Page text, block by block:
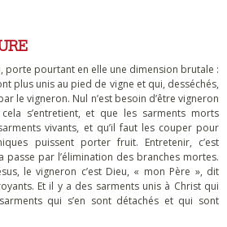
porte pourtant en elle une dimension brutale :
plus unis au pied de vigne et qui, desséchés,
le vigneron. Nul n’est besoin d’être vigneron
s’entretient, et que les sarments morts
vivants, et qu’il faut les couper pour
puissent porter fruit. Entretenir, c’est
par l’élimination des branches mortes.
le vigneron c’est Dieu, « mon Père », dit
Et il y a des sarments unis à Christ qui
qui s’en sont détachés et qui sont